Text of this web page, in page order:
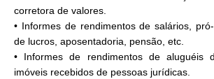
corretora de valores.
• Informes de rendimentos de salários,
de lucros, aposentadoria, pensão, etc.
• Informes de rendimentos de aluguéis
imóveis recebidos de pessoas jurídicas.